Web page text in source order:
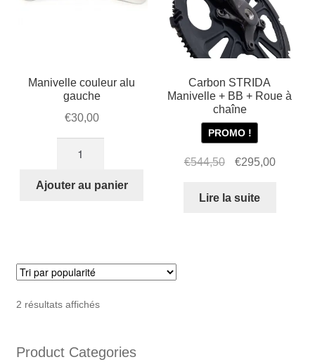
Manivelle couleur alu
gauche
€30,00
Manivelle
Ajouter au panier
Carbon STRIDA
Manivelle + BB + Roue à
chaîne
PROMO !
€544,50
Le
initial
€295,00Le
Lire la suite
2 résultats affichésTrié
Product Categories